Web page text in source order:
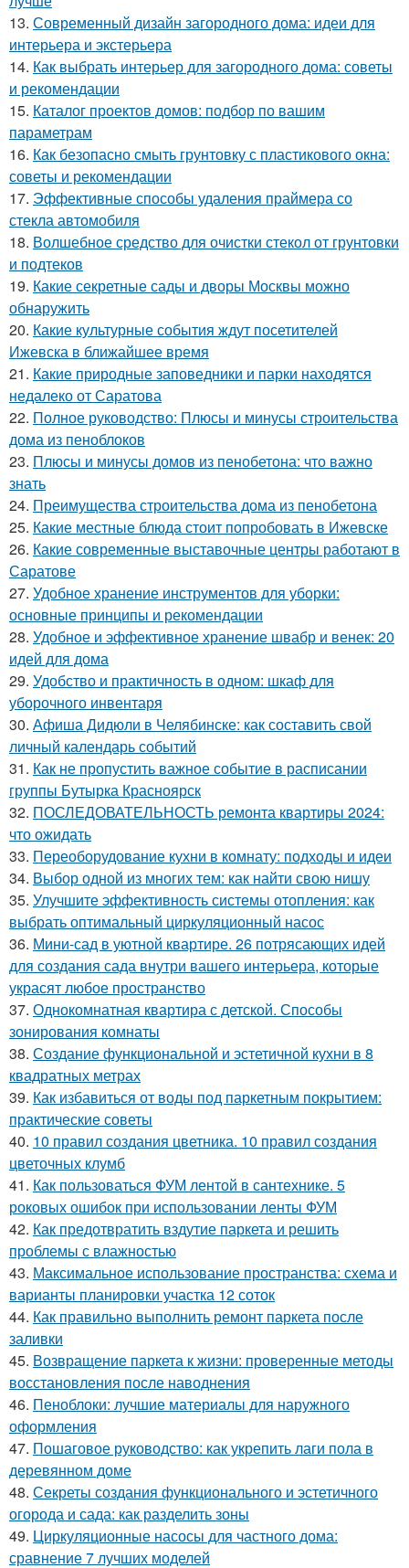
13. Современный дизайн загородного дома: идеи для
интерьера и экстерьера
14. Как выбрать интерьер для загородного дома: советы
и рекомендации
15. Каталог проектов домов: подбор по вашим
параметрам
16. Как безопасно смыть грунтовку с пластикового окна:
советы и рекомендации
17. Эффективные способы удаления праймера со
стекла автомобиля
18. Волшебное средство для очистки стекол от грунтовки
и подтеков
19. Какие секретные сады и дворы Москвы можно
обнаружить
20. Какие культурные события ждут посетителей
Ижевска в ближайшее время
21. Какие природные заповедники и парки находятся
недалеко от Саратова
22. Полное руководство: Плюсы и минусы строительства
дома из пеноблоков
23. Плюсы и минусы домов из пенобетона: что важно
знать
24. Преимущества строительства дома из пенобетона
25. Какие местные блюда стоит попробовать в Ижевске
26. Какие современные выставочные центры работают в
Саратове
27. Удобное хранение инструментов для уборки:
основные принципы и рекомендации
28. Удобное и эффективное хранение швабр и венек: 20
идей для дома
29. Удобство и практичность в одном: шкаф для
уборочного инвентаря
30. Афиша Дидюли в Челябинске: как составить свой
личный календарь событий
31. Как не пропустить важное событие в расписании
группы Бутырка Красноярск
32. ПОСЛЕДОВАТЕЛЬНОСТЬ ремонта квартиры 2024:
что ожидать
33. Переоборудование кухни в комнату: подходы и идеи
34. Выбор одной из многих тем: как найти свою нишу
35. Улучшите эффективность системы отопления: как
выбрать оптимальный циркуляционный насос
36. Мини-сад в уютной квартире. 26 потрясающих идей
для создания сада внутри вашего интерьера, которые
украсят любое пространство
37. Однокомнатная квартира с детской. Способы
зонирования комнаты
38. Создание функциональной и эстетичной кухни в 8
квадратных метрах
39. Как избавиться от воды под паркетным покрытием:
практические советы
40. 10 правил создания цветника. 10 правил создания
цветочных клумб
41. Как пользоваться ФУМ лентой в сантехнике. 5
роковых ошибок при использовании ленты ФУМ
42. Как предотвратить вздутие паркета и решить
проблемы с влажностью
43. Максимальное использование пространства: схема и
варианты планировки участка 12 соток
44. Как правильно выполнить ремонт паркета после
заливки
45. Возвращение паркета к жизни: проверенные методы
восстановления после наводнения
46. Пеноблоки: лучшие материалы для наружного
оформления
47. Пошаговое руководство: как укрепить лаги пола в
деревянном доме
48. Секреты создания функционального и эстетичного
огорода и сада: как разделить зоны
49. Циркуляционные насосы для частного дома:
сравнение 7 лучших моделей